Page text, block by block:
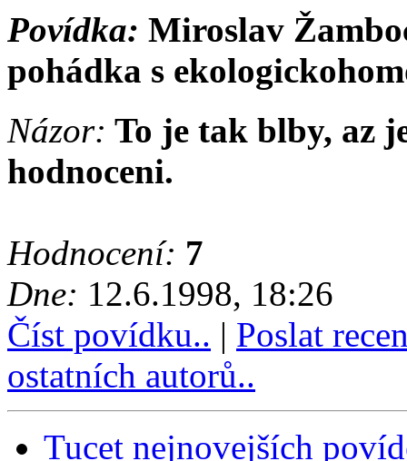
Povídka: Miroslav
pohádka s
Názor: To je tak blby, az
hodnoceni.
Hodnocení: 7
Dne: 12.6.1998, 18:26
Číst povídku.. | Poslat
ostatních autorů..
Tucet nejnovejších